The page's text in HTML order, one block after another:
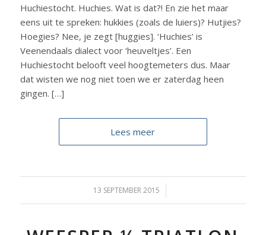
Huchiestocht. Huchies. Wat is dat?! En zie het maar
eens uit te spreken: hukkies (zoals de luiers)? Hutjies?
Hoegies? Nee, je zegt [huggies]. ‘Huchies’ is
Veenendaals dialect voor ‘heuveltjes’. Een
Huchiestocht belooft veel hoogtemeters dus. Maar
dat wisten we nog niet toen we er zaterdag heen
gingen. […]
Lees meer
13 SEPTEMBER 2015
/